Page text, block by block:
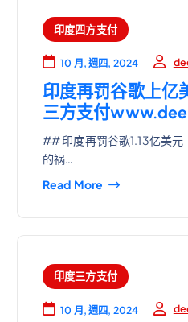
印度四方支付
10 月, 週四, 2024
印度再罚谷歌上亿
三方支付
## 印度再罚谷歌1.13亿美元
的祸…
Read More
印度三方支付
10 月, 週四, 2024